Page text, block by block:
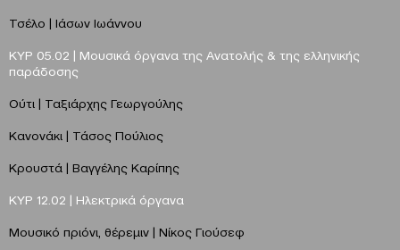
Τσέλο | Ιάσων Ιωάννου
ΚΥΡ 05.02 | Μουσικά όργανα της Ανατολής & της ελληνικής
παράδοσης
Ούτι | Ταξιάρχης Γεωργούλης
Κανονάκι | Τάσος Πούλιος
Κρουστά | Βαγγέλης Καρίπης
ΚΥΡ 12.02 | Ηλεκτρικά όργανα
Μουσικό πριόνι, θέρεμιν | Νίκος Γιούσεφ